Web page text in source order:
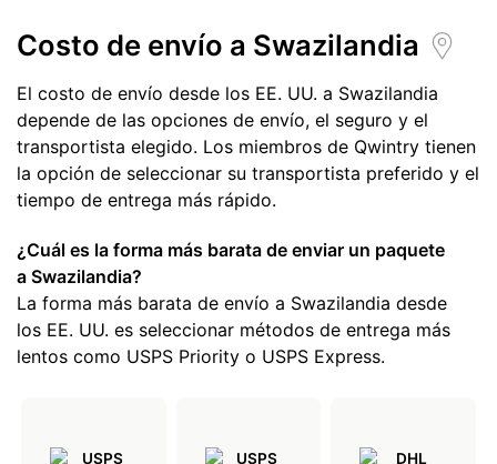
Costo de envío a Swazilandia
El costo de envío desde los EE. UU. a Swazilandia
depende de las opciones de envío, el seguro y el
transportista elegido. Los miembros de Qwintry tienen
la opción de seleccionar su transportista preferido y el
tiempo de entrega más rápido.
¿Cuál es la forma más barata de enviar un paquete
a Swazilandia?
La forma más barata de envío a Swazilandia desde
los EE. UU. es seleccionar métodos de entrega más
lentos como USPS Priority o USPS Express.